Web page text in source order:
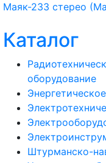
Маяк-233 стерео
Каталог
оборудование
Штурманско-